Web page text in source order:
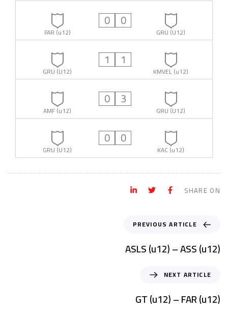
FAR (u12)
0 0
GRU (U12)
GRU (U12)
1 1
KMVEL (u12)
AMF (u12)
0 3
GRU (U12)
GRU (U12)
0 0
KAC (u12)
SHARE ON
PREVIOUS ARTICLE
ASLS (u12) – ASS (u12)
NEXT ARTICLE
GT (u12) – FAR (u12)